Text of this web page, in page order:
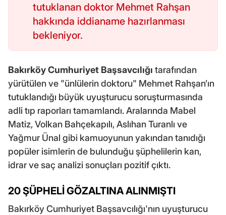
tutuklanan doktor Mehmet Rahşan
hakkında iddianame hazırlanması
bekleniyor.
Bakırköy Cumhuriyet Başsavcılığı tarafından
yürütülen ve "ünlülerin doktoru" Mehmet Rahşan’ın
tutuklandığı büyük uyuşturucu soruşturmasında
adli tıp raporları tamamlandı. Aralarında Mabel
Matiz, Volkan Bahçekapılı, Aslıhan Turanlı ve
Yağmur Ünal gibi kamuoyunun yakından tanıdığı
popüler isimlerin de bulunduğu şüphelilerin kan,
idrar ve saç analizi sonuçları pozitif çıktı.
20 ŞÜPHELİ GÖZALTINA ALINMIŞTI
Bakırköy Cumhuriyet Başsavcılığı'nın uyuşturucu